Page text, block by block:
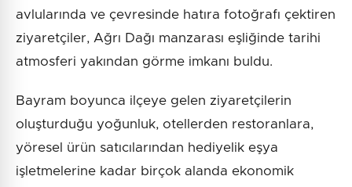
avlularında ve çevresinde hatıra fotoğrafı çektiren
ziyaretçiler, Ağrı Dağı manzarası eşliğinde tarihi
atmosferi yakından görme imkanı buldu.
Bayram boyunca ilçeye gelen ziyaretçilerin
oluşturduğu yoğunluk, otellerden restoranlara,
yöresel ürün satıcılarından hediyelik eşya
işletmelerine kadar birçok alanda ekonomik